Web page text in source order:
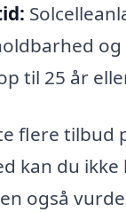
og
til 25 år
flere tilbud
kan du
også